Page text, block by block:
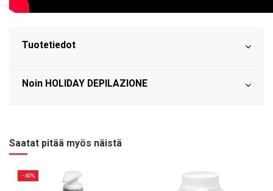
Tuotetiedot
Noin HOLIDAY DEPILAZIONE
Saatat pitää myös näistä
−40%